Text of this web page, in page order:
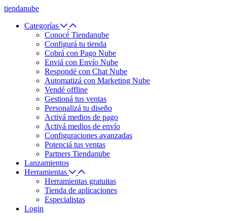
tiendanube
Categorías
Conocé Tiendanube
Configurá tu tienda
Cobrá con Pago Nube
Enviá con Envío Nube
Respondé con Chat Nube
Automatizá con Marketing Nube
Vendé offline
Gestioná tus ventas
Personalizá tu diseño
Activá medios de pago
Activá medios de envío
Configuraciones avanzadas
Potenciá tus ventas
Partners Tiendanube
Lanzamientos
Herramientas
Herramientas gratuitas
Tienda de aplicaciones
Especialistas
Login